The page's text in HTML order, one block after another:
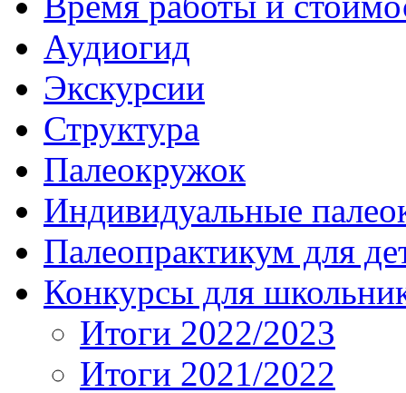
Аудиогид
Экскурсии
Структура
Палеокружок
Индивидуальные
Палеопрактикум для
Конкурсы для
Итоги 2022/2023
Итоги 2021/2022